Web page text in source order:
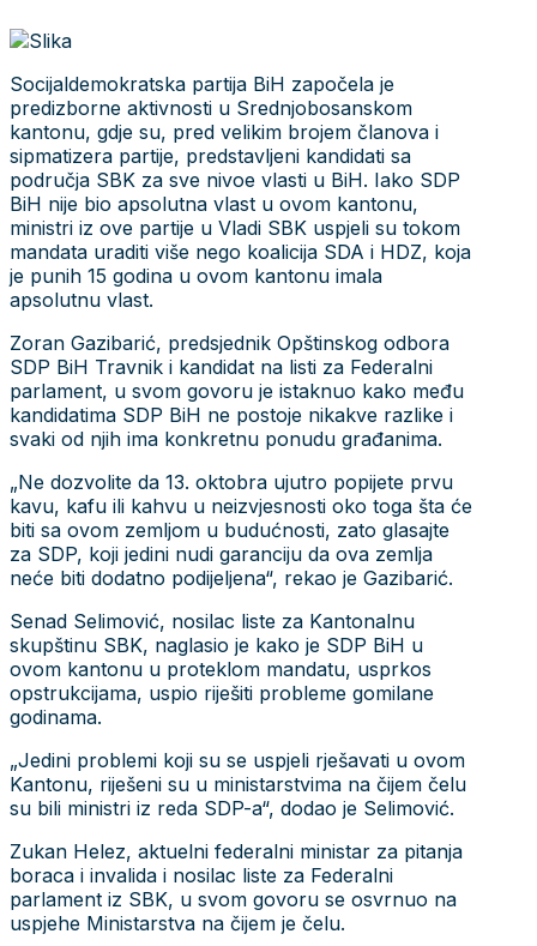
Socijaldemokratska partija BiH započela je
predizborne aktivnosti u Srednjobosanskom
kantonu, gdje su, pred velikim brojem članova i
sipmatizera partije, predstavljeni kandidati sa
područja SBK za sve nivoe vlasti u BiH. Iako SDP
BiH nije bio apsolutna vlast u ovom kantonu,
ministri iz ove partije u Vladi SBK uspjeli su tokom
mandata uraditi više nego koalicija SDA i HDZ, koja
je punih 15 godina u ovom kantonu imala
apsolutnu vlast.
Zoran Gazibarić, predsjednik Opštinskog odbora
SDP BiH Travnik i kandidat na listi za Federalni
parlament, u svom govoru je istaknuo kako među
kandidatima SDP BiH ne postoje nikakve razlike i
svaki od njih ima konkretnu ponudu građanima.
„Ne dozvolite da 13. oktobra ujutro popijete prvu
kavu, kafu ili kahvu u neizvjesnosti oko toga šta će
biti sa ovom zemljom u budućnosti, zato glasajte
za SDP, koji jedini nudi garanciju da ova zemlja
neće biti dodatno podijeljena“, rekao je Gazibarić.
Senad Selimović, nosilac liste za Kantonalnu
skupštinu SBK, naglasio je kako je SDP BiH u
ovom kantonu u proteklom mandatu, usprkos
opstrukcijama, uspio riješiti probleme gomilane
godinama.
„Jedini problemi koji su se uspjeli rješavati u ovom
Kantonu, riješeni su u ministarstvima na čijem čelu
su bili ministri iz reda SDP-a“, dodao je Selimović.
Zukan Helez, aktuelni federalni ministar za pitanja
boraca i invalida i nosilac liste za Federalni
parlament iz SBK, u svom govoru se osvrnuo na
uspjehe Ministarstva na čijem je čelu.